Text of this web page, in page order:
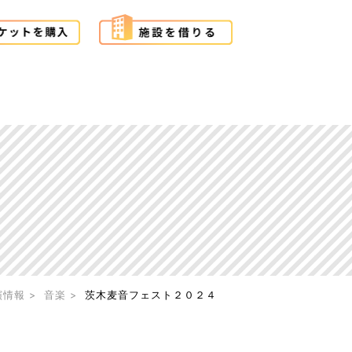
情報 音楽 茨木麦音フェスト２０２４